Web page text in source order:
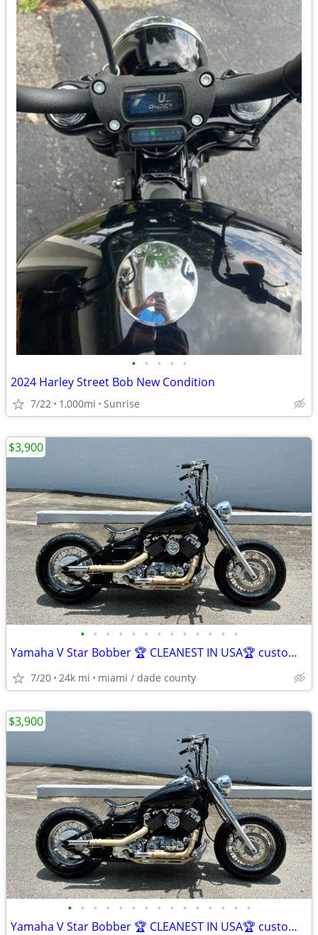
• • • • •
2024 Harley Street Bob New Condition
7/22 1,000mi Sunrise
• • • • • • • • • • • • •
Yamaha V Star Bobber 🏆 CLEANEST IN USA🏆 custom with FL title in hand
7/20 24k mi miami / dade county
$3,900
• • • • • • • • • • • • • • •
Yamaha V Star Bobber 🏆 CLEANEST IN USA🏆 custom with FL title in hand
$3,900